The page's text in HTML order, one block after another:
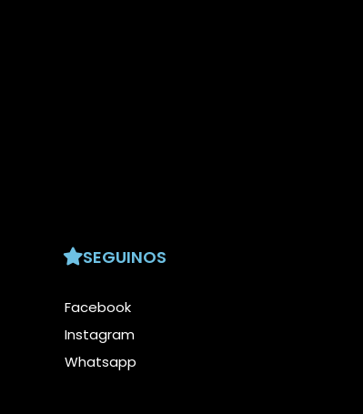
SEGUINOS
Facebook
Instagram
Whatsapp